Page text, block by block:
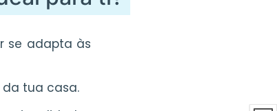
se adapta às
da tua casa.